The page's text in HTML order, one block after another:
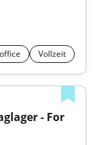
Vollzeit
- For